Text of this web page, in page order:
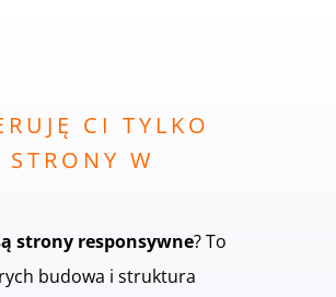
CI TYLKO
STRONY W
strony responsywne? To
budowa i struktura